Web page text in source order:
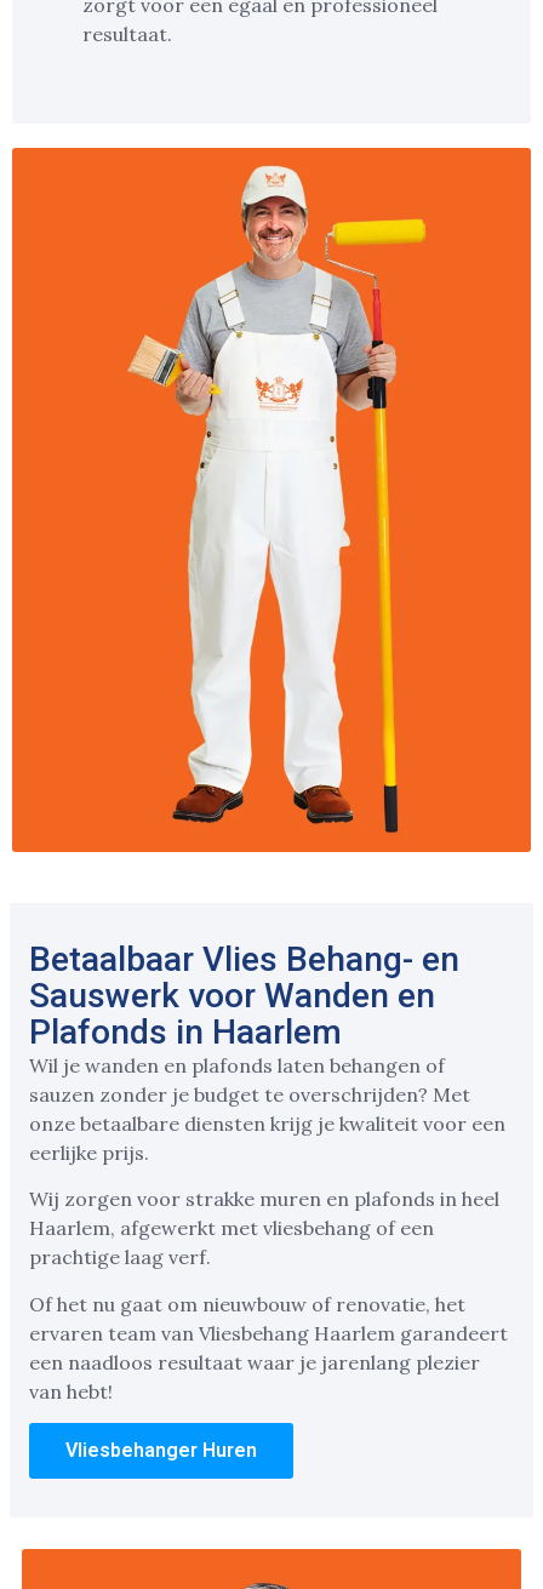
zorgt voor een egaal en professioneel
resultaat.
Betaalbaar Vlies Behang- en
Sauswerk voor Wanden en
Plafonds in Haarlem
Wil je wanden en plafonds laten behangen of
sauzen zonder je budget te overschrijden? Met
onze betaalbare diensten krijg je kwaliteit voor een
eerlijke prijs.
Wij zorgen voor strakke muren en plafonds in heel
Haarlem, afgewerkt met vliesbehang of een
prachtige laag verf.
Of het nu gaat om nieuwbouw of renovatie, het
ervaren team van Vliesbehang Haarlem garandeert
een naadloos resultaat waar je jarenlang plezier
van hebt!
Vliesbehanger Huren